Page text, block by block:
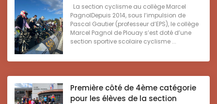
La section cyclisme au collège Marcel
PagnolDepuis 2014, sous l’impulsion de
Pascal Gautier (professeur d’EPS), le collège
Marcel Pagnol de Plouay s’est doté d’une
section sportive scolaire cyclisme ...
Première côté de 4ème catégorie
pour les élèves de la section